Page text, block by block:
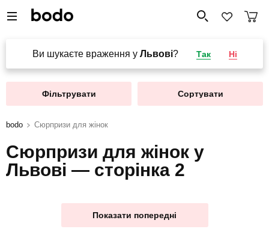
Ви шукаєте враження у Львові? Так Ні
Фільтрувати Сортувати
bodo Сюрпризи для жінок
Сюрпризи для жінок у
Львові — сторінка 2
Показати попередні